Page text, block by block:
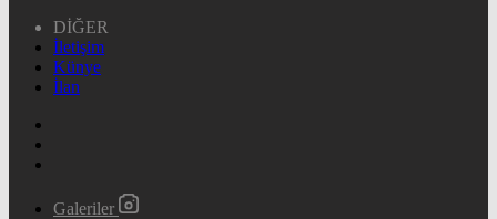
DİĞER
İletişim
Künye
İlan
Galeriler